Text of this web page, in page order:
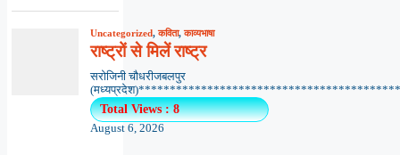
Uncategorized,कविता,काव्यभाषा
राष्ट्रों से मिलें राष्ट्र
सरोजिनी चौधरीजबलपुर
Total Views : 8
August 6, 2026